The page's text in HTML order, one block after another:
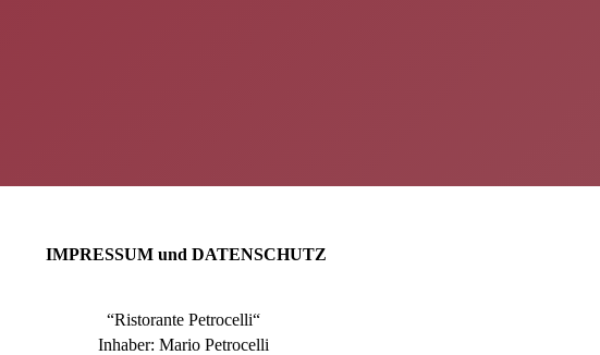
IMPRESSUM und DATENSCHUTZ
“Ristorante Petrocelli“
Inhaber: Mario Petrocelli